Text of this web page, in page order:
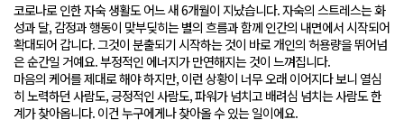
코로나로 인한 자숙 생활도 어느 새 6개월이 지났습니다. 자숙의 스트레스는 화
성과 달, 감정과 행동이 맞부딪히는 별의 흐름과 함께 인간의 내면에서 시작되어
확대되어 갑니다. 그것이 분출되기 시작하는 것이 바로 개인의 허용량을 뛰어넘
은 순간일 거예요. 부정적인 에너지가 만연해지는 것이 느껴집니다.
마음의 케어를 제대로 해야 하지만, 이런 상황이 너무 오래 이어지다 보니 열심
히 노력하던 사람도, 긍정적인 사람도, 파워가 넘치고 배려심 넘치는 사람도 한
계가 찾아옵니다. 이건 누구에게나 찾아올 수 있는 일이에요.